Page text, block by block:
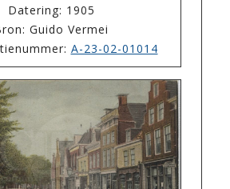
Datering: 1905
Guido Vermei
A-23-02-01014